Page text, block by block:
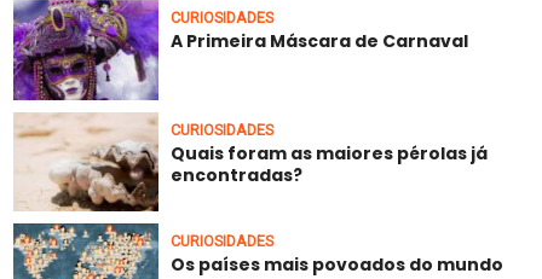
CURIOSIDADES
A Primeira Máscara de Carnaval
CURIOSIDADES
Quais foram as maiores pérolas já
encontradas?
CURIOSIDADES
Os países mais povoados do mundo